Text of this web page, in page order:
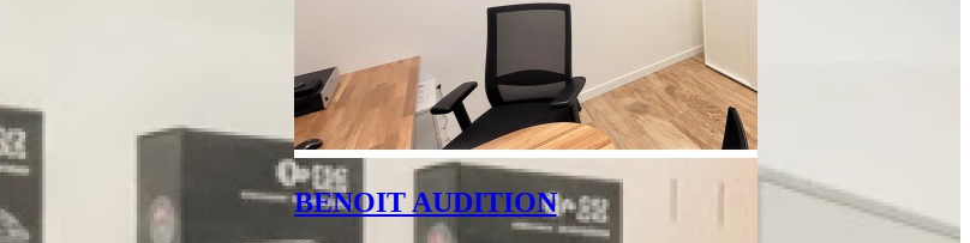
BENOIT AUDITION